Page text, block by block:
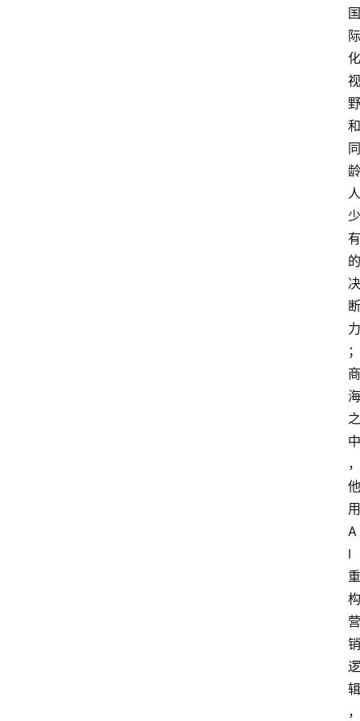
国
际
化
视
野
和
同
龄
人
少
有
的
决
断
力
；
商
海
之
中
，
他
用
A
I
重
构
营
销
逻
辑
，